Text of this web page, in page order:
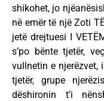
shikohet, jo
në emër të një Zoti
jetë drejtuesi I
s’po bënte tjetër,
vullnetin e njerëzvet,
tjetër, grupe
dëshironin t’i